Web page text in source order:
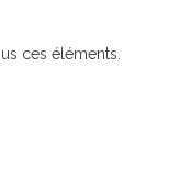
ces éléments.